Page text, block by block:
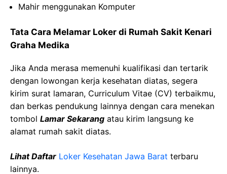
Mahir menggunakan Komputer
Tata Cara Melamar Loker di Rumah Sakit Kenari
Graha Medika
Jika Anda merasa memenuhi kualifikasi dan tertarik
dengan lowongan kerja kesehatan diatas, segera
kirim surat lamaran, Curriculum Vitae (CV) terbaikmu,
dan berkas pendukung lainnya dengan cara menekan
tombol Lamar Sekarang atau kirim langsung ke
alamat rumah sakit diatas.
Lihat Daftar Loker Kesehatan Jawa Barat terbaru
lainnya.